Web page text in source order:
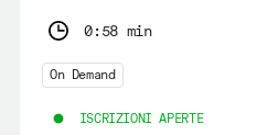
0:58 min
On Demand
ISCRIZIONI APERTE